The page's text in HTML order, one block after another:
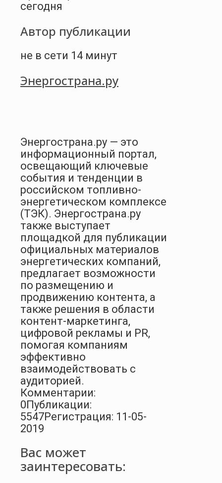
сегодня
Автор публикации
не в сети 14 минут
Энергострана.ру
Энергострана.ру — это
информационный портал,
освещающий ключевые
события и тенденции в
российском топливно-
энергетическом комплексе
(ТЭК). Энергострана.ру
также выступает
площадкой для публикации
официальных материалов
энергетических компаний,
предлагает возможности
по размещению и
продвижению контента, а
также решения в области
контент-маркетинга,
цифровой рекламы и PR,
помогая компаниям
эффективно
взаимодействовать с
аудиторией.
Комментарии:
0Публикации:
5547Регистрация: 11-05-
2019
Вас может
заинтересовать: